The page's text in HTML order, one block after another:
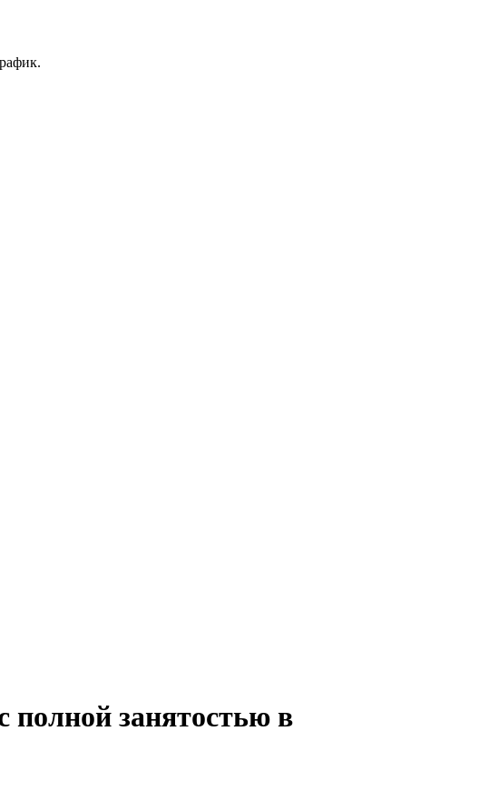
полной занятостью в